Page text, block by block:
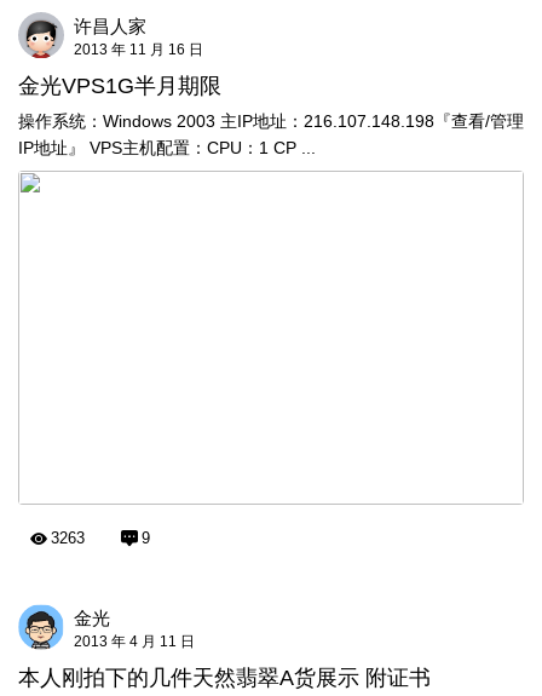
许昌人家
2013 年 11 月 16 日
金光VPS1G半月期限
操作系统：Windows 2003 主IP地址：216.107.148.198『查看/管理
IP地址』 VPS主机配置：CPU：1 CP ...
3263 9
金光
2013 年 4 月 11 日
本人刚拍下的几件天然翡翠A货展示 附证书